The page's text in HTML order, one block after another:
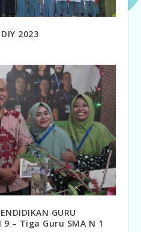
2023
GURU
9 – Tiga Guru SMA N 1